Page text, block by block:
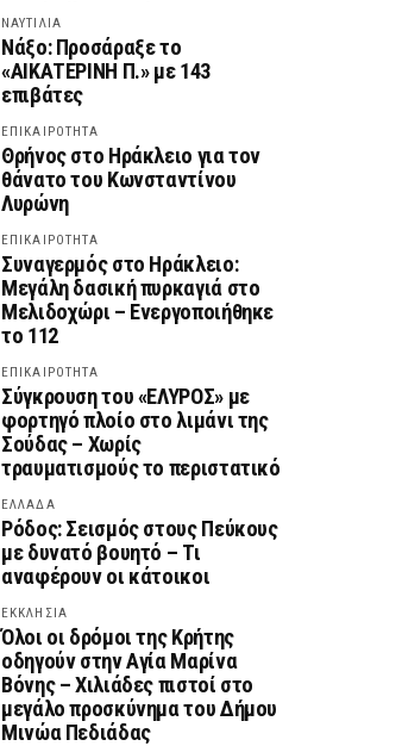
ΝΑΥΤΙΛΙΑ
Νάξο: Προσάραξε το
«ΑΙΚΑΤΕΡΙΝΗ Π.» με 143
επιβάτες
ΕΠΙΚΑΙΡΟΤΗΤΑ
Θρήνος στο Ηράκλειο για τον
θάνατο του Κωνσταντίνου
Λυρώνη
ΕΠΙΚΑΙΡΟΤΗΤΑ
Συναγερμός στο Ηράκλειο:
Μεγάλη δασική πυρκαγιά στο
Μελιδοχώρι – Ενεργοποιήθηκε
το 112
ΕΠΙΚΑΙΡΟΤΗΤΑ
Σύγκρουση του «ΕΛΥΡΟΣ» με
φορτηγό πλοίο στο λιμάνι της
Σούδας – Χωρίς
τραυματισμούς το περιστατικό
ΕΛΛΑΔΑ
Ρόδος: Σεισμός στους Πεύκους
με δυνατό βουητό – Τι
αναφέρουν οι κάτοικοι
ΕΚΚΛΗΣΙΑ
Όλοι οι δρόμοι της Κρήτης
οδηγούν στην Αγία Μαρίνα
Βόνης – Χιλιάδες πιστοί στο
μεγάλο προσκύνημα του Δήμου
Μινώα Πεδιάδας